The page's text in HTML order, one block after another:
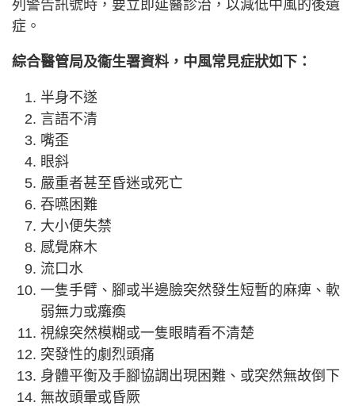
列警告訊號時，要立即延醫診治，以減低中風的後遺
症。
綜合醫管局及衞生署資料，中風常見症狀如下：
半身不遂
言語不清
嘴歪
眼斜
嚴重者甚至昏迷或死亡
吞嚥困難
大小便失禁
感覺麻木
流口水
一隻手臂、腳或半邊臉突然發生短暫的麻痺、軟
弱無力或癱瘓
視線突然模糊或一隻眼睛看不清楚
突發性的劇烈頭痛
身體平衡及手腳協調出現困難、或突然無故倒下
無故頭暈或昏厥